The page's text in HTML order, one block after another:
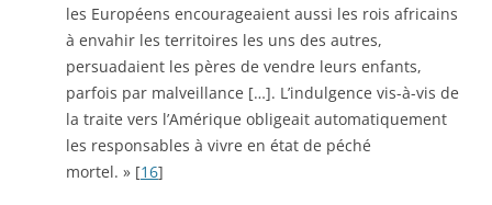
les Européens encourageaient aussi les rois africains
à envahir les territoires les uns des autres,
persuadaient les pères de vendre leurs enfants,
parfois par malveillance […]. L’indulgence vis-à-vis de
la traite vers l’Amérique obligeait automatiquement
les responsables à vivre en état de péché
mortel. » [16]